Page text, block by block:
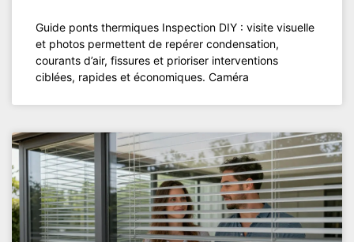
Guide ponts thermiques Inspection DIY : visite visuelle
et photos permettent de repérer condensation,
courants d’air, fissures et prioriser interventions
ciblées, rapides et économiques. Caméra